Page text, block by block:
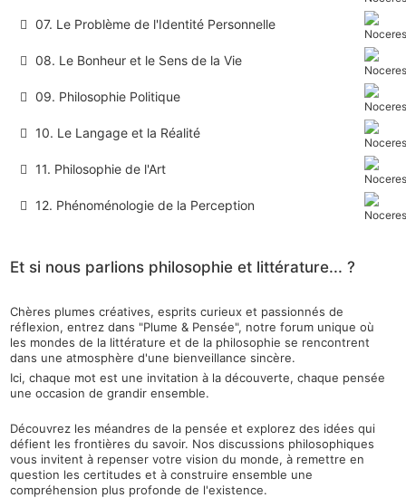
07. Le Problème de l'Identité Personnelle
08. Le Bonheur et le Sens de la Vie
09. Philosophie Politique
10. Le Langage et la Réalité
11. Philosophie de l'Art
12. Phénoménologie de la Perception
Et si nous parlions philosophie et littérature... ?
Chères plumes créatives, esprits curieux et passionnés de
réflexion, entrez dans "Plume & Pensée", notre forum unique où
les mondes de la littérature et de la philosophie se rencontrent
dans une atmosphère d'une bienveillance sincère.
Ici, chaque mot est une invitation à la découverte, chaque pensée
une occasion de grandir ensemble.
Découvrez les méandres de la pensée et explorez des idées qui
défient les frontières du savoir. Nos discussions philosophiques
vous invitent à repenser votre vision du monde, à remettre en
question les certitudes et à construire ensemble une
compréhension plus profonde de l'existence.